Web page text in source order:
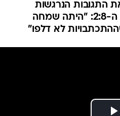
התגובות הנרגשות
בווטסאפ הקבוצתי בזמן ה-2:8: "היתה שמחה
לא דלפו"